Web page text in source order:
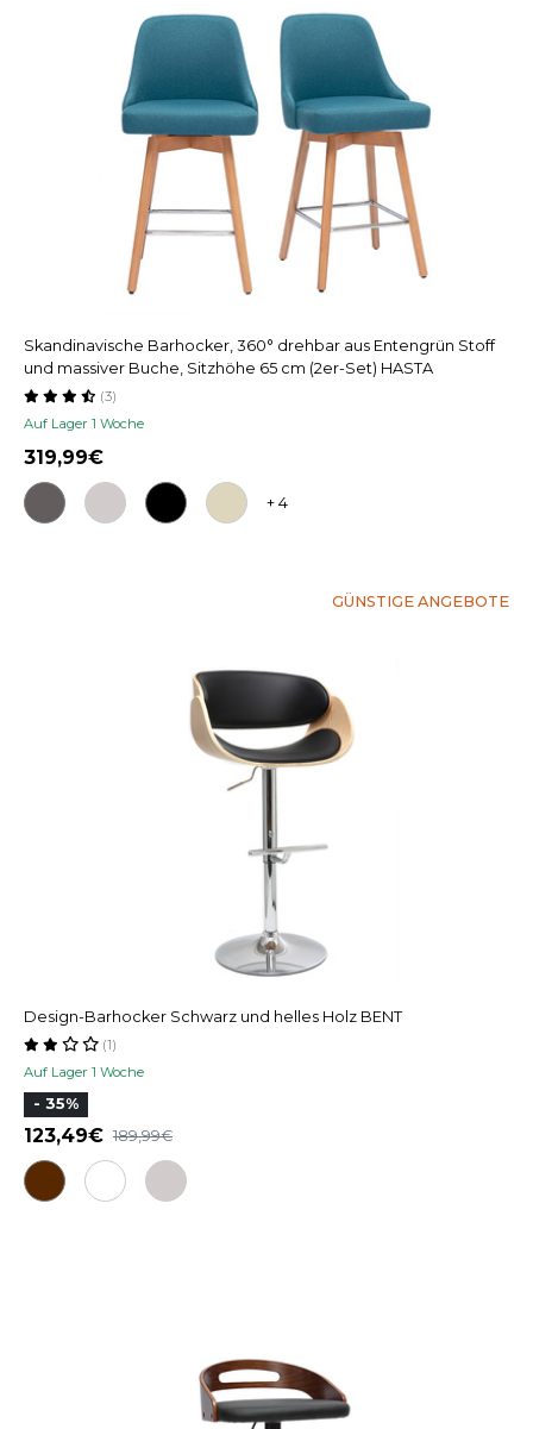
Skandinavische Barhocker, 360° drehbar aus Entengrün Stoff
und massiver Buche, Sitzhöhe 65 cm (2er-Set) HASTA
Auf Lager 1 Woche
(3)
319,99
+ 4
GÜNSTIGE ANGEBOTE
Design-Barhocker Schwarz und helles Holz BENT
Auf Lager 1 Woche
(1)
- 35%
123,49 189,99